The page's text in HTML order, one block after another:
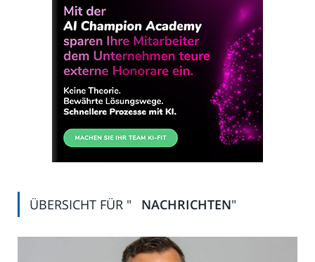
ÜBERSICHT FÜR " NACHRICHTEN"